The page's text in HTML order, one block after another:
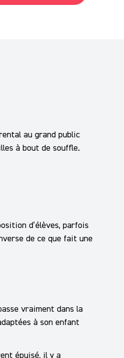
au grand public
à bout de souffle.
d’élèves, parfois
de ce que fait une
vraiment dans la
à son enfant
épuisé, il y a